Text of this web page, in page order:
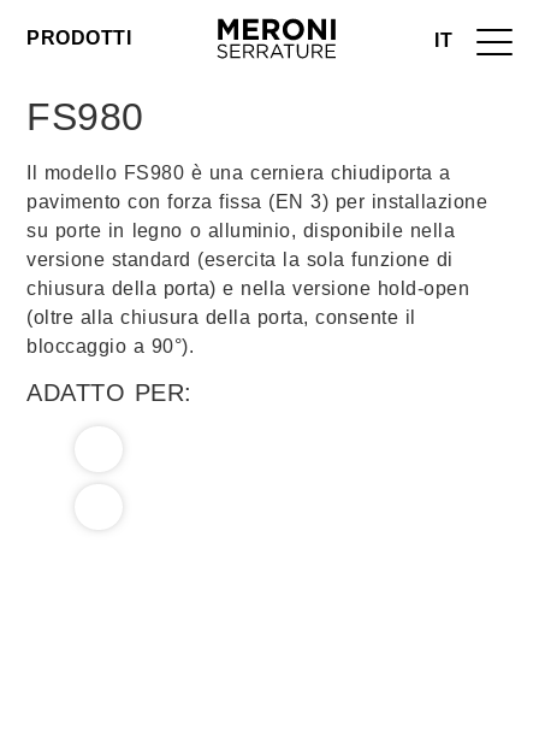
PRODOTTI IT
FS980
Il modello FS980 è una cerniera chiudiporta a
pavimento con forza fissa (EN 3) per installazione
su porte in legno o alluminio, disponibile nella
versione standard (esercita la sola funzione di
chiusura della porta) e nella versione hold-open
(oltre alla chiusura della porta, consente il
bloccaggio a 90°).
ADATTO PER: